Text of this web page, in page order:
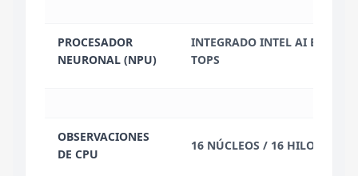
PROCESADOR
NEURONAL (NPU)
INTEGRADO INTEL AI BOOST,
TOPS
OBSERVACIONES
DE CPU
16 NÚCLEOS / 16 HILOS